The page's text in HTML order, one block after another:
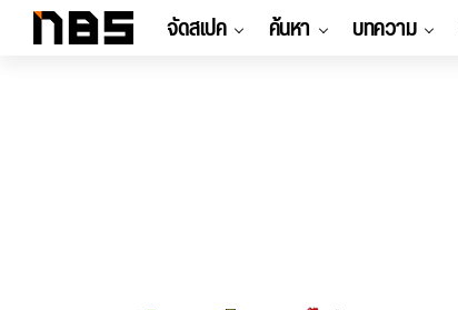
จัดสเปค ค้นหา บทความ